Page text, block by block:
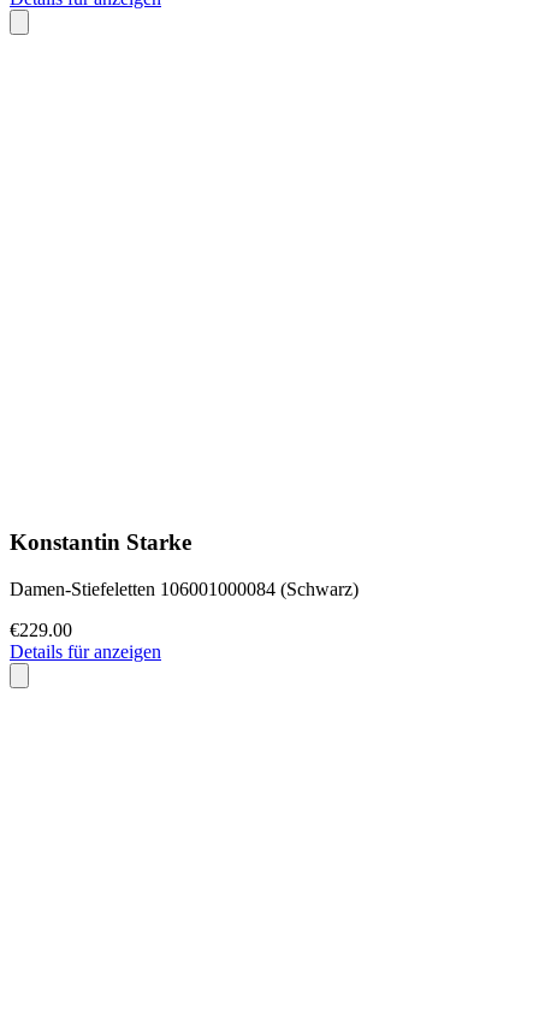
Konstantin Starke
Damen-Stiefeletten 106001000084 (Schwarz)
€229.00
Details für anzeigen